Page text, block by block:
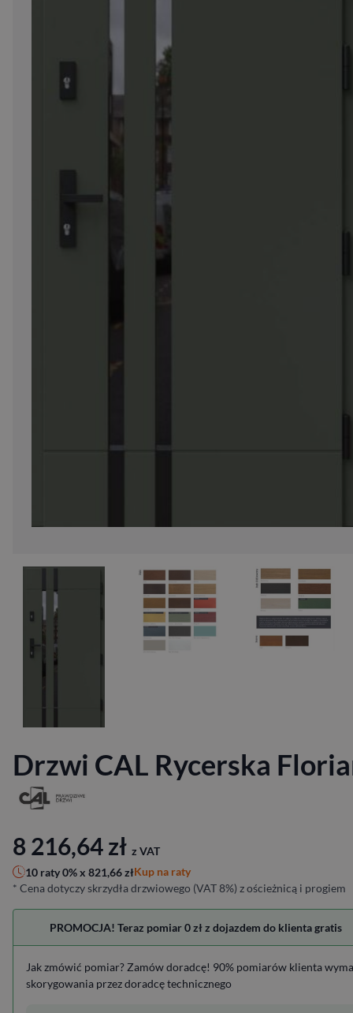
Drzwi CAL Rycerska
8 216,64zł z VAT
10 raty 0% x 821,66złKup na raty
* Cena dotyczy skrzydła drzwiowego (VAT 8%) z ościeżnicą i progiem
PROMOCJA! Teraz pomiar 0 zł z dojazdem do klienta gratis
Jak zmówić pomiar? Zamów doradcę! 90% pomiarów klienta
skorygowania przez doradcę technicznego